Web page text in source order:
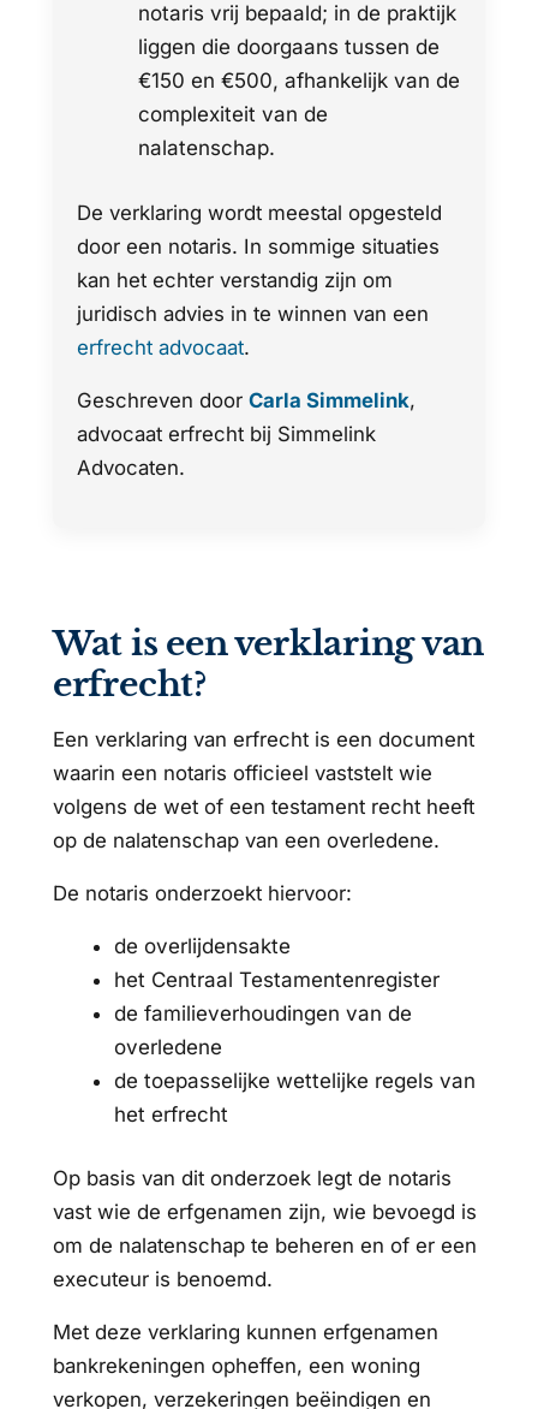
notaris vrij bepaald; in de praktijk
liggen die doorgaans tussen de
€150 en €500, afhankelijk van de
complexiteit van de
nalatenschap.
De verklaring wordt meestal opgesteld
door een notaris. In sommige situaties
kan het echter verstandig zijn om
juridisch advies in te winnen van een
erfrecht advocaat.
Geschreven door Carla Simmelink,
advocaat erfrecht bij Simmelink
Advocaten.
Wat is een verklaring van
erfrecht?
Een verklaring van erfrecht is een document
waarin een notaris officieel vaststelt wie
volgens de wet of een testament recht heeft
op de nalatenschap van een overledene.
De notaris onderzoekt hiervoor:
de overlijdensakte
het Centraal Testamentenregister
de familieverhoudingen van de
overledene
de toepasselijke wettelijke regels van
het erfrecht
Op basis van dit onderzoek legt de notaris
vast wie de erfgenamen zijn, wie bevoegd is
om de nalatenschap te beheren en of er een
executeur is benoemd.
Met deze verklaring kunnen erfgenamen
bankrekeningen opheffen, een woning
verkopen, verzekeringen beëindigen en